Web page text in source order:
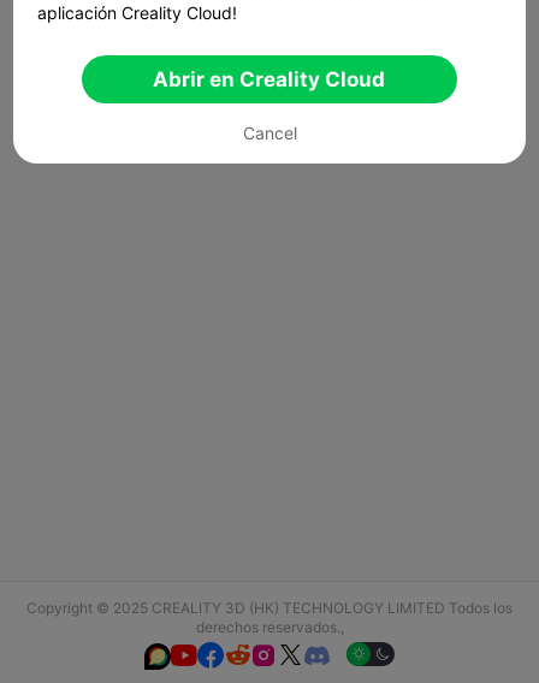
Copyright © 2025 CREALITY 3D (HK) TECHNOLOGY LIMITED Todos los
derechos reservados.,
  
aplicación Creality Cloud!
Abrir en Creality Cloud
Cancel